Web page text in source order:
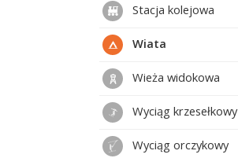
Stacja kolejowa
Wiata
Wieża widokowa
Wyciąg krzesełkowy
Wyciąg orczykowy